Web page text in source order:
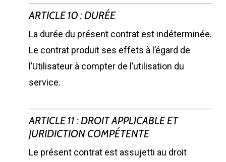
ARTICLE 10 : DURÉE
La durée du présent contrat est indéterminée.
Le contrat produit ses effets à l’égard de
l’Utilisateur à compter de l’utilisation du
service.
ARTICLE 11 : DROIT APPLICABLE ET
JURIDICTION COMPÉTENTE
Le présent contrat est assujetti au droit